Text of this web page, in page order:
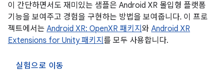
이 간단하면서도 재미있는 샘플은 Android XR 몰입형 플랫폼
기능을 보여주고 경험을 구현하는 방법을 보여줍니다. 이 프로
젝트에서는 Android XR: OpenXR 패키지 와 Android XR
Extensions for Unity 패키지 를 모두 사용합니다.
실험으로 이동